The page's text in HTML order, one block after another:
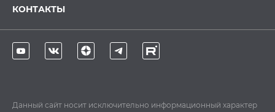
КОНТАКТЫ
Данный сайт носит исключительно информационный характер